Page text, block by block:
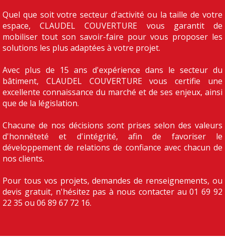
Quel que soit votre secteur d'activité ou la taille de votre
espace, CLAUDEL COUVERTURE vous garantit de
mobiliser tout son savoir-faire pour vous proposer les
solutions les plus adaptées à votre projet.
Avec plus de 15 ans d'expérience dans le secteur du
bâtiment, CLAUDEL COUVERTURE vous certifie une
excellente connaissance du marché et de ses enjeux, ainsi
que de la législation.
Chacune de nos décisions sont prises selon des valeurs
d'honnêteté et d'intégrité, afin de favoriser le
développement de relations de confiance avec chacun de
nos clients.
Pour tous vos projets, demandes de renseignements, ou
devis gratuit, n'hésitez pas à nous contacter au 01 69 92
22 35 ou 06 89 67 72 16.